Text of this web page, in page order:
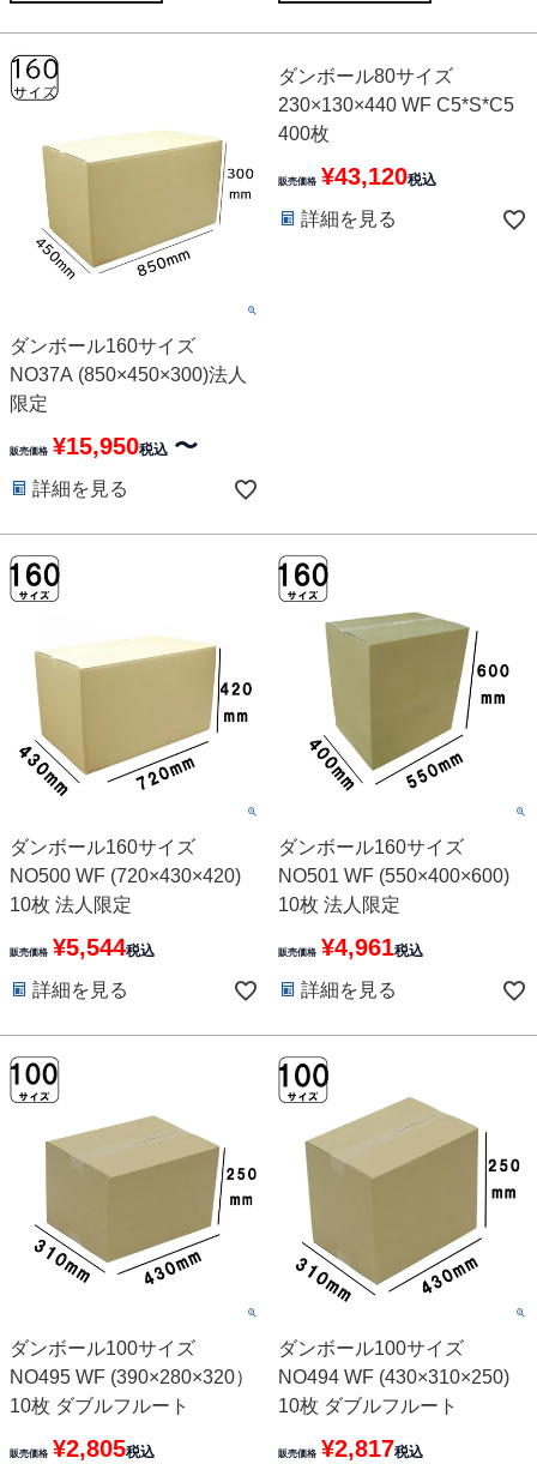
ダンボール160サイズ
NO37A (850×450×300)法人
限定
販売価格 ¥15,950税込 〜
詳細を見る
ダンボール80サイズ
230×130×440 WF C5*S*C5
400枚
販売価格 ¥43,120税込
詳細を見る
ダンボール160サイズ
NO500 WF (720×430×420)
10枚 法人限定
販売価格 ¥5,544税込
詳細を見る
ダンボール160サイズ
NO501 WF (550×400×600)
10枚 法人限定
販売価格 ¥4,961税込
詳細を見る
ダンボール100サイズ
NO495 WF (390×280×320）
10枚 ダブルフルート
販売価格 ¥2,805税込
ダンボール100サイズ
NO494 WF (430×310×250)
10枚 ダブルフルート
販売価格 ¥2,817税込